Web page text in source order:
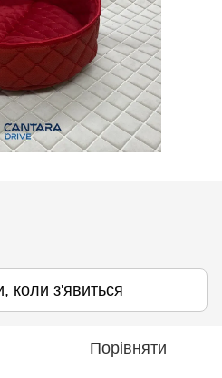
коли з'явиться
Порівняти